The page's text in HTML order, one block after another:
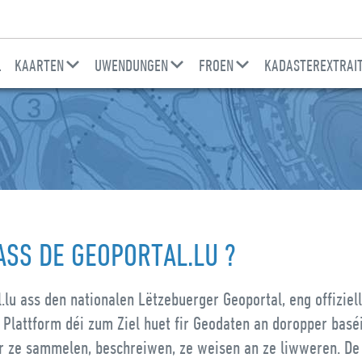
KAARTEN UWENDUNGEN FROEN
DE GEOPORTAL.LU ?
ass den nationalen Lëtzebuerger Geoportal, eng offiziell
déi zum Ziel huet fir Geodaten an doropper
ze sammelen, beschreiwen, ze weisen an ze liwweren. De